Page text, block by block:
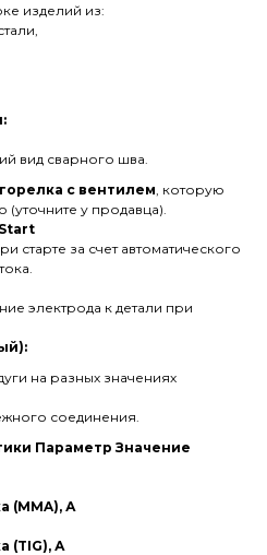
изделий из:
вид сварного шва.
горелка с вентилем , которую
у продавца).
старте за счет автоматического
электрода к детали при
на разных значениях
соединения.
Параметр Значение
(MMA), А
(TIG), А